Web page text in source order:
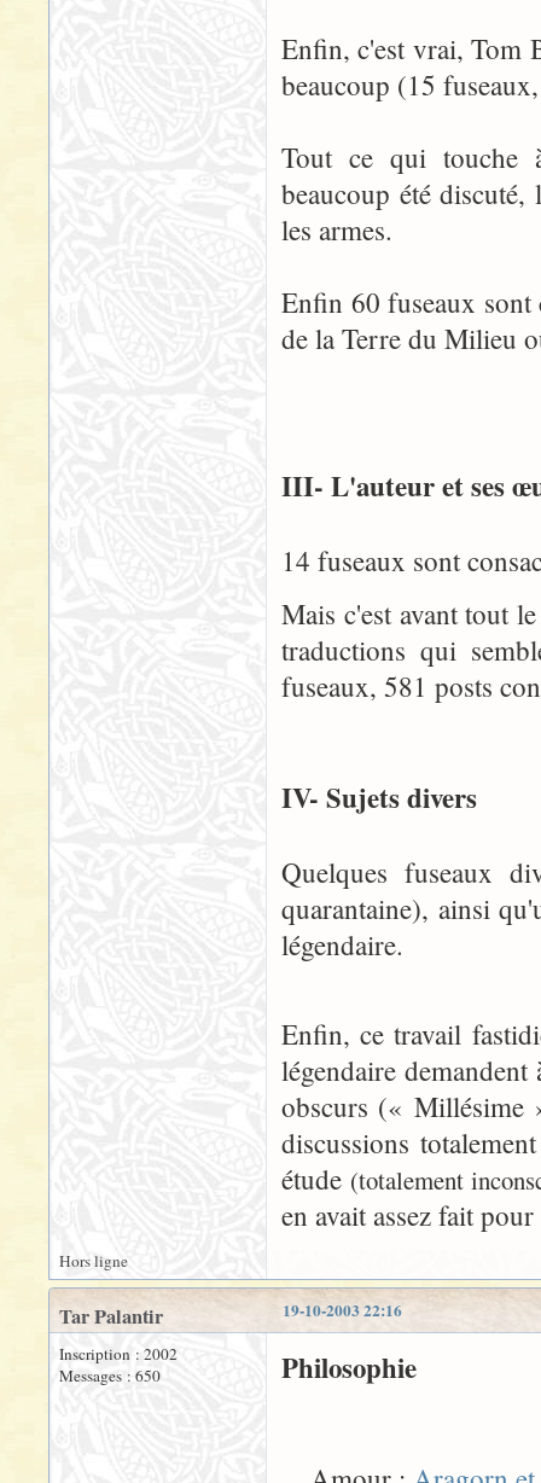
Enfin, c'est vrai, Tom
beaucoup (15
Tout ce qui touche
beaucoup été
les armes.
Enfin 60 fuseaux sont
de la Terre du Milieu
III- L'auteur et ses
14 fuseaux sont
Mais c'est avant tout
traductions qui
fuseaux, 581 posts
IV- Sujets divers
Quelques fuseaux
quarantaine), ainsi
légendaire.
Enfin, ce travail
légendaire
obscurs (« Millésime
discussions
étude (totalement
en avait assez fait
Hors ligne
19-10-2003 22:16
Tar Palantir
Inscription : 2002
Messages : 650
Philosophie